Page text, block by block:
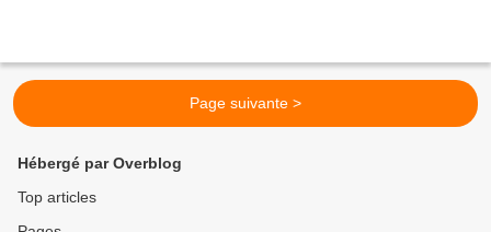
Page suivante >
Hébergé par Overblog
Top articles